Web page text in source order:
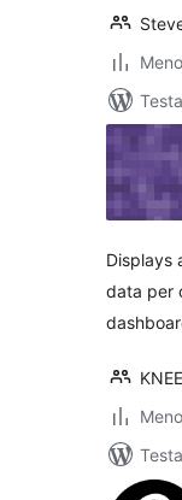
Displays
data per